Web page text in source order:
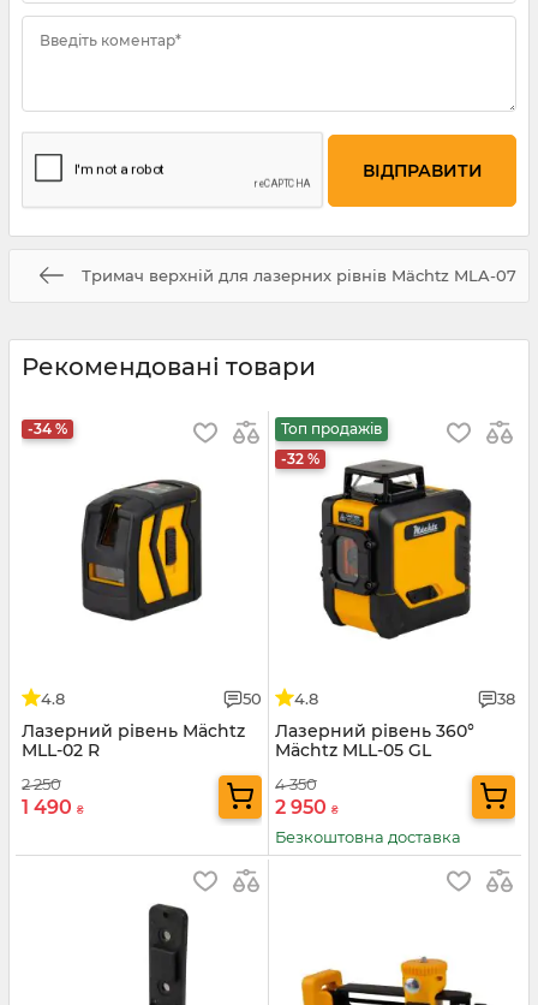
Введіть коментар*
Тримач верхній для лазерних рівнів Mächtz MLA-07
Рекомендовані товари
-34 %
4.8 50
Лазерний рівень Mächtz
MLL-02 R
2 250
1 490 ₴
Топ продажів
-32 %
4.8 38
Лазерний рівень 360°
Mächtz MLL-05 GL
4 350
2 950 ₴
Безкоштовна доставка